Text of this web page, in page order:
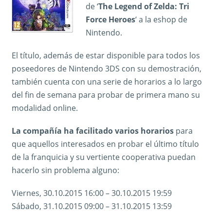
de ‘The Legend of Zelda: Tri
Force Heroes‘ a la eshop de
Nintendo.
El título, además de estar disponible para todos los
poseedores de Nintendo 3DS con su demostración,
también cuenta con una serie de horarios a lo largo
del fin de semana para probar de primera mano su
modalidad online.
La compañía ha facilitado varios horarios para
que aquellos interesados en probar el último título
de la franquicia y su vertiente cooperativa puedan
hacerlo sin problema alguno:
Viernes, 30.10.2015 16:00 – 30.10.2015 19:59
Sábado, 31.10.2015 09:00 – 31.10.2015 13:59